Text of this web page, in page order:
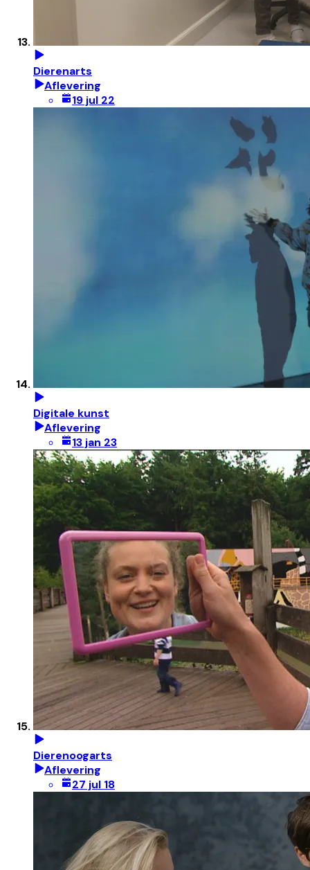
Dierenarts
Aflevering
19 jul 22
Digitale kunst
Aflevering
13 jan 23
Dierenoogarts
Aflevering
27 jul 18